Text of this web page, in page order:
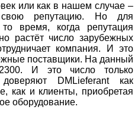
или как в нашем случае –
репутацию. Но для
время, когда репутация
растёт число зарубежных
компания. И это
поставщики. На данный
И это число только
доверяют DMLieferant как
как и клиенты, приобретая
оборудование.